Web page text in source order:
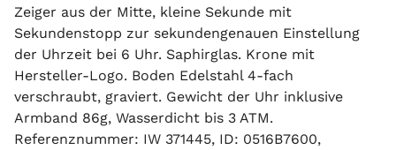
Zeiger aus der Mitte, kleine Sekunde mit
Sekundenstopp zur sekundengenauen Einstellung
der Uhrzeit bei 6 Uhr. Saphirglas. Krone mit
Hersteller-Logo. Boden Edelstahl 4-fach
verschraubt, graviert. Gewicht der Uhr inklusive
Armband 86g, Wasserdicht bis 3 ATM.
Referenznummer: IW 371445, ID: 0516B7600,